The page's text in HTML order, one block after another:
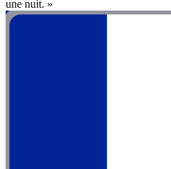
une nuit. »